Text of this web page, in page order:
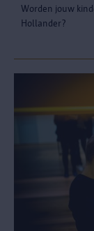
Worden jouw
Hollander?